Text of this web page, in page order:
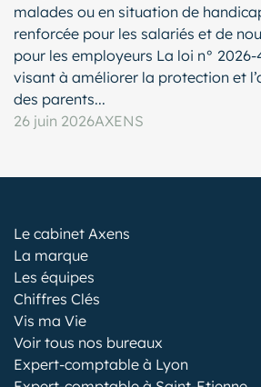
malades ou en situation de
renforcée pour les salariés et de
pour les employeurs La loi n° 2026-
visant à améliorer la protection et
des parents...
26 juin 2026AXENS
Le cabinet Axens
La marque
Les équipes
Chiffres Clés
Vis ma Vie
Voir tous nos bureaux
Expert-comptable à Lyon